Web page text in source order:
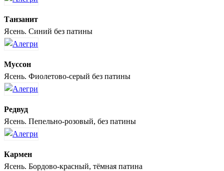
Танзанит
Ясень. Синий без патины
Муссон
Ясень. Фиолетово-серый без патины
Редвуд
Ясень. Пепельно-розовый, без патины
Кармен
Ясень. Бордово-красный, тёмная патина